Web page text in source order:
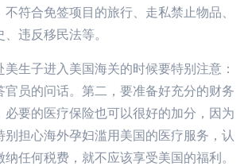
符合免签项目的旅行、走私禁止物品、
违反移民法等。
生子进入美国海关的时候要特别注意：
官员的问话。第二，要准备好充分的财务
必要的医疗保险也可以很好的加分，因为
别担心海外孕妇滥用美国的医疗服务，认
任何税费，就不应该享受美国的福利。